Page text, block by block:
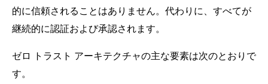
的に信頼されることはありません。代わりに、すべてが
継続的に認証および承認されます。
ゼロ トラスト アーキテクチャの主な要素は次のとおりで
す。